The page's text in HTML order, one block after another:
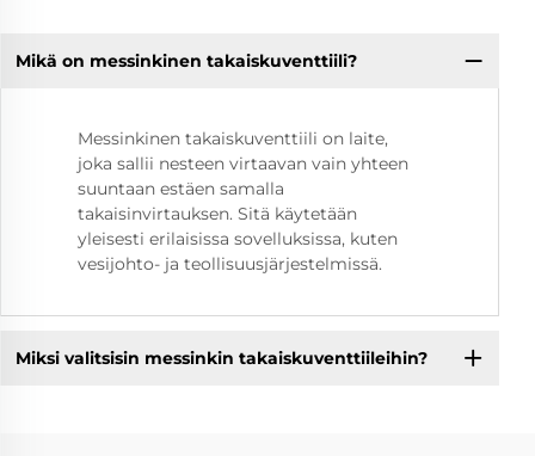
Mikä on messinkinen takaiskuventtiili?
Messinkinen takaiskuventtiili on laite,
joka sallii nesteen virtaavan vain yhteen
suuntaan estäen samalla
takaisinvirtauksen. Sitä käytetään
yleisesti erilaisissa sovelluksissa, kuten
vesijohto- ja teollisuusjärjestelmissä.
Miksi valitsisin messinkin takaiskuventtiileihin?